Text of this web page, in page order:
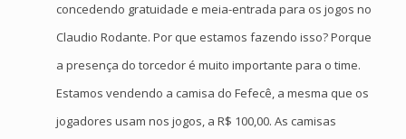
concedendo gratuidade e meia-entrada para os jogos no
Claudio Rodante. Por que estamos fazendo isso? Porque
a presença do torcedor é muito importante para o time.
Estamos vendendo a camisa do Fefecê, a mesma que os
jogadores usam nos jogos, a R$ 100,00. As camisas